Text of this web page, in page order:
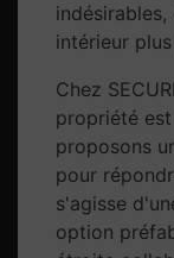
intérieur
Chez
propriété
proposons
pour
s'agisse
option